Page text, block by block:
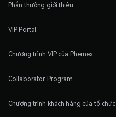
Phần thưởng giới thiệu
VIP Portal
Chương trình VIP của Phemex
Collaborator Program
Chương trình khách hàng của tổ chức